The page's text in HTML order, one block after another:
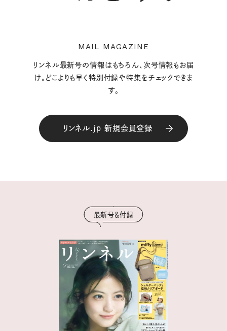
MAIL MAGAZINE
リンネル最新号の情報はもちろん、次号情報もお届
け。どこよりも早く特別付録や特集をチェックできま
す。
リンネル.jp 新規会員登録
最新号＆付録